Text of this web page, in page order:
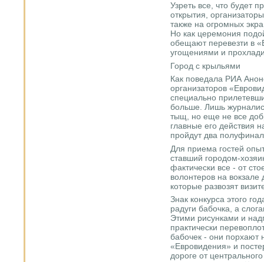
Узреть все, что будет
открытия,
также на огромных
Но как церемония
обещают перевезти в
угощениями и
Город с крыльями
Как поведала РИА
организаторов
специально
больше. Лишь
тыщ, но еще не все
главные его действия
пройдут два
Для приема гостей
ставший городом-
фактически все - от
волонтеров на
которые развозят
Знак конкурса этого
радуги бабочка, а
Этими рисунками и
практически
бабочек - они порхают
«Евровидения» и
дороге от